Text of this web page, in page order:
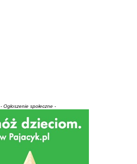
- Ogłoszenie społeczne -